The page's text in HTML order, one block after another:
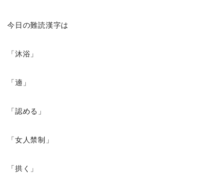
今日の難読漢字は
「沐浴」
「遖」
「認める」
「女人禁制」
「拱く」